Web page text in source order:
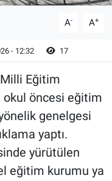
A- A+
- 12:32 17
Eğitim
okul öncesi eğitim
genelgesi
yaptı.
yürütülen
eğitim kurumu ya